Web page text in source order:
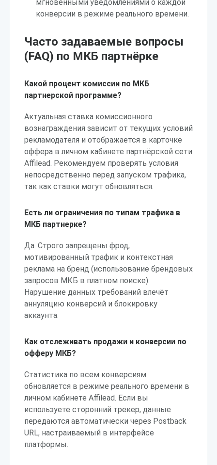
мгновенными уведомлениями о каждой
конверсии в режиме реального времени.
Часто задаваемые вопросы
(FAQ) по МКБ партнёрке
Какой процент комиссии по МКБ
партнерской программе?
Актуальная ставка комиссионного
вознаграждения зависит от текущих условий
рекламодателя и отображается в карточке
оффера в личном кабинете партнёрской сети
Affilead. Рекомендуем проверять условия
непосредственно перед запуском трафика,
так как ставки могут обновляться.
Есть ли ограничения по типам трафика в
МКБ партнерке?
Да. Строго запрещены фрод,
мотивированный трафик и контекстная
реклама на бренд (использование брендовых
запросов МКБ в платном поиске).
Нарушение данных требований влечёт
аннуляцию конверсий и блокировку
аккаунта.
Как отслеживать продажи и конверсии по
офферу МКБ?
Статистика по всем конверсиям
обновляется в режиме реального времени в
личном кабинете Affilead. Если вы
используете сторонний трекер, данные
передаются автоматически через Postback
URL, настраиваемый в интерфейсе
платформы.